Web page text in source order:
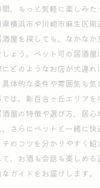
、もっと気軽に楽しみた
横浜市や川崎市麻生区周
屋を探しても、なかな
しょう。ペット可の居酒
どのようなお店が犬連
具体的な条件や雰囲気も
は、新百合ヶ丘エリア
屋の特徴や選び方、居心
さらにペットと一緒に快
のコツを分かりやすく紹
、お酒も会話も楽しめる
ガイドをお届けします。